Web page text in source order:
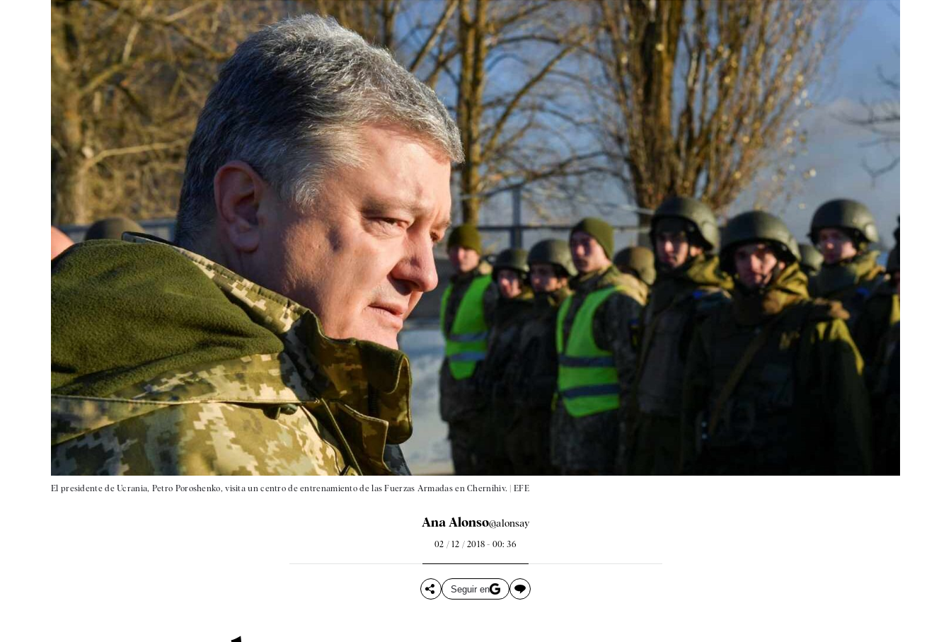
El presidente de Ucrania, Petro Poroshenko, visita un centro de entrenamiento de las Fuerzas Armadas en Cherníhiv. |EFE
Ana Alonso@alonsay
02 / 12 / 2018 - 00: 36
Seguir en